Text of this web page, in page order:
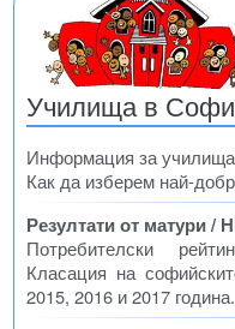
Училища в
Информация за
Как да изберем най-
Резултати от матури /
Потребителски
Класация на
2015, 2016 и 2017 година.